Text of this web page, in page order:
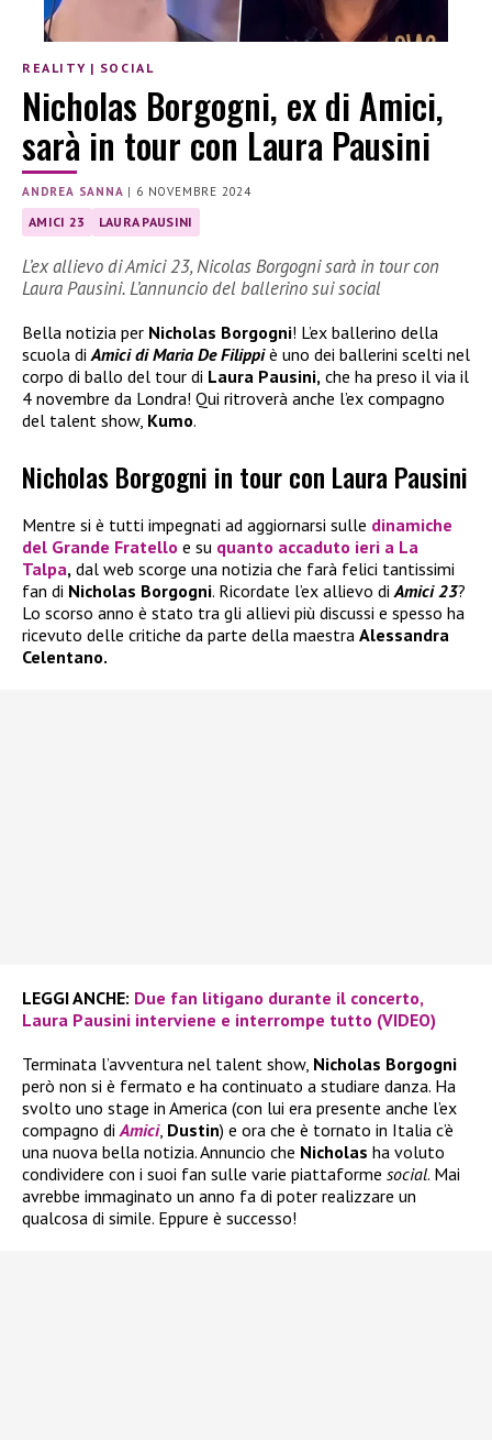
REALITY | SOCIAL
Nicholas Borgogni, ex di Amici,
sarà in tour con Laura Pausini
ANDREA SANNA | 6 NOVEMBRE 2024
AMICI 23 LAURA PAUSINI
L’ex allievo di Amici 23, Nicolas Borgogni sarà in tour con
Laura Pausini. L’annuncio del ballerino sui social
Bella notizia per Nicholas Borgogni! L’ex ballerino della
scuola diAmici di Maria De Filippiè uno dei ballerini scelti nel
corpo di ballo del tour di Laura Pausini, che ha preso il via il
4 novembre da Londra! Qui ritroverà anche l’ex compagno
del talent show, Kumo.
Nicholas Borgogni in tour con Laura Pausini
Mentre si è tutti impegnati ad aggiornarsi sulle dinamiche
del Grande Fratello e su quanto accaduto ieri a La
Talpa, dal web scorge una notizia che farà felici tantissimi
fan di Nicholas Borgogni. Ricordate l’ex allievo di Amici 23?
Lo scorso anno è stato tra gli allievi più discussi e spesso ha
ricevuto delle critiche da parte della maestra Alessandra
Celentano.
LEGGI ANCHE: Due fan litigano durante il concerto,
Laura Pausini interviene e interrompe tutto (VIDEO)
Terminata l’avventura nel talent show, Nicholas Borgogni
però non si è fermato e ha continuato a studiare danza. Ha
svolto uno stage in America (con lui era presente anche l’ex
compagno di Amici, Dustin) e ora che è tornato in Italia c’è
una nuova bella notizia. Annuncio che Nicholas ha voluto
condividere con i suoi fan sulle varie piattaforme social. Mai
avrebbe immaginato un anno fa di poter realizzare un
qualcosa di simile. Eppure è successo!